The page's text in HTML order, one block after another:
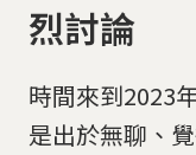
烈討論
時間來到2023
是出於無聊、